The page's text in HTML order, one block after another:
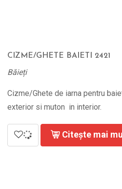
CIZME/GHETE BAIETI 2421
Băieți
Cizme/Ghete de iarna pentru
exterior si muton in interior.
Citește mai